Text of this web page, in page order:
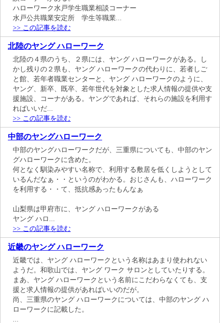
ハローワーク水戸学生職業相談コーナー
水戸公共職業安定所 学生等職業...
>> この記事を読む
北陸のヤング ハローワーク
北陸の４県のうち、２県には、ヤング ハローワークがある。し
かし残りの２県も、ヤング ハローワークの代わりに、若者しご
と館、若年者職業センターと、ヤング ハローワークのように、
ヤング、新卒、既卒、若年世代を対象とした求人情報の提供や支
援施設、コーナがある。ヤングであれば、それらの施設を利用す
ればいいだ...
>> この記事を読む
中部のヤングハローワーク
中部のヤングハローワークだが、三重県についても、中部のヤン
グハローワークに含めた。
何となく馴染みやすい名称で、利用する敷居を低くしようとして
いるんだなぁ・・というのがわかる。おじさんも、ハローワーク
を利用する・・て、抵抗感あったもんなぁ
山梨県は甲府市に、ヤング ハローワークがある
ヤング ハロ...
>> この記事を読む
近畿のヤング ハローワーク
近畿では、ヤング ハローワークという名称はあまり使われない
ようだ。和歌山では、ヤング ワーク サロンとしていたりする。
まあ、ヤング ハローワークという名前にこだわらなくても、支
援と求人情報の提供があればいいのだが。
尚、三重県のヤング ハローワークについては、中部のヤング ハ
ローワークに記載した。